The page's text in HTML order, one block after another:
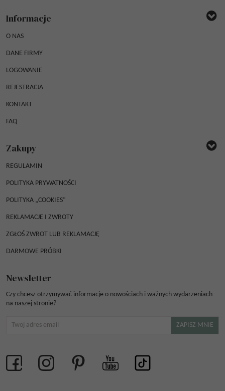
Informacje
O NAS
DANE FIRMY
LOGOWANIE
REJESTRACJA
KONTAKT
FAQ
Zakupy
REGULAMIN
POLITYKA PRYWATNOŚCI
POLITYKA „COOKIES”
REKLAMACJE I ZWROTY
ZGŁOŚ ZWROT LUB REKLAMACJĘ
DARMOWE PRÓBKI
Newsletter
Czy chcesz otrzymywać informacje o nowościach i ważnych wydarzeniach
na naszej stronie?